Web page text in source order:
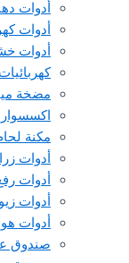
أدوات
أدوات
أدوات
كهربائيات
مضخة
اكسسوار
مكنة
أدوات
أدوات رفع
أدوات
أدوات
صندوق